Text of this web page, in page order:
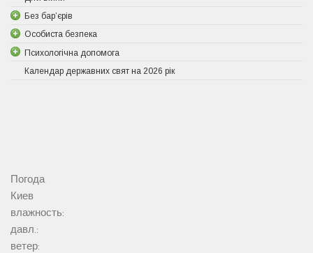
Без бар’єрів
Особиста безпека
Психологічна допомога
Календар державних свят на 2026 рік
Погода
Киев
влажность:
давл.:
ветер: